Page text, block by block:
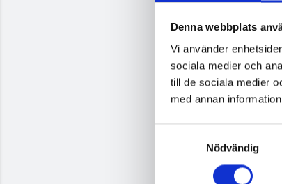
Denna webbplats
Vi använder
sociala medier och
till de sociala medier
med annan
Nödvändig